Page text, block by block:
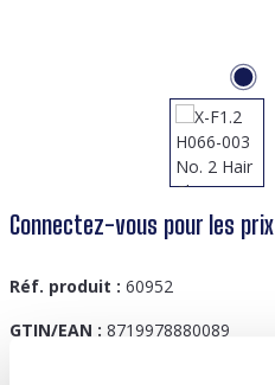
Connectez-vous pour les prix
Réf. produit : 60952
GTIN/EAN : 8719978880089